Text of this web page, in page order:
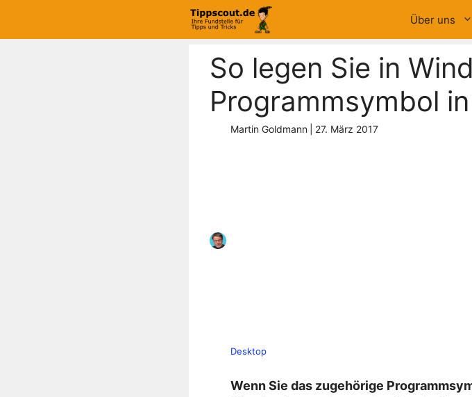
springen
Über uns
So legen Sie in
Programmsymbol
Martin Goldmann 27. März 2017
Desktop
Wenn Sie das zugehörige